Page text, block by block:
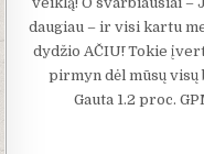
daugiau – ir visi kartu
dydžio AČIŪ! Tokie
pirmyn dėl mūsų
Gauta 1.2 proc.